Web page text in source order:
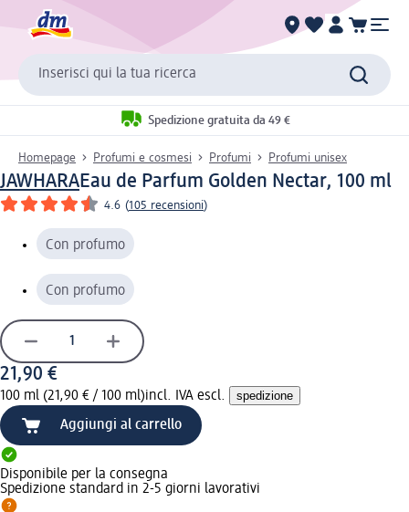
Inserisci qui la tua ricerca
Spedizione gratuita da 49 €
Homepage Profumi e cosmesi Profumi Profumi unisex
JAWHARAEau de Parfum Golden Nectar, 100 ml
4.6 (105 recensioni)
Con profumo
Con profumo
21,90 €
100 ml (21,90 € / 100 ml)incl. IVA escl. spedizione
Aggiungi al carrello
Disponibile per la consegna
Spedizione standard in 2-5 giorni lavorativi